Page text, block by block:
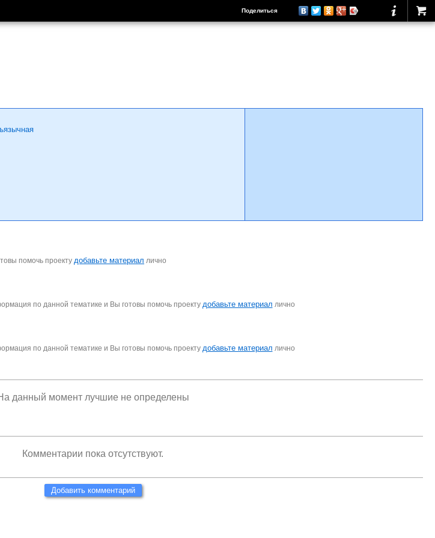
Поделиться
помочь проекту добавьте материал лично
по данной тематике и Вы готовы помочь проекту добавьте материал лично
по данной тематике и Вы готовы помочь проекту добавьте материал лично
данный момент лучшие не определены
Комментарии пока отсутствуют.
Добавить комментарий